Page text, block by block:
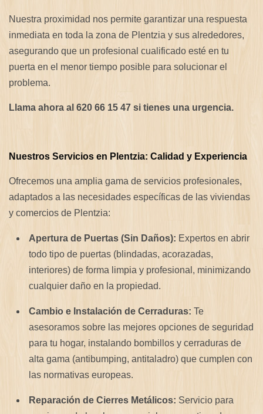
Nuestra proximidad nos permite garantizar una respuesta
inmediata en toda la zona de Plentzia y sus alrededores,
asegurando que un profesional cualificado esté en tu
puerta en el menor tiempo posible para solucionar el
problema.
Llama ahora al 620 66 15 47 si tienes una urgencia.
Nuestros Servicios en Plentzia: Calidad y Experiencia
Ofrecemos una amplia gama de servicios profesionales,
adaptados a las necesidades específicas de las viviendas
y comercios de Plentzia:
Apertura de Puertas (Sin Daños): Expertos en abrir
todo tipo de puertas (blindadas, acorazadas,
interiores) de forma limpia y profesional, minimizando
cualquier daño en la propiedad.
Cambio e Instalación de Cerraduras: Te
asesoramos sobre las mejores opciones de seguridad
para tu hogar, instalando bombillos y cerraduras de
alta gama (antibumping, antitaladro) que cumplen con
las normativas europeas.
Reparación de Cierres Metálicos: Servicio para